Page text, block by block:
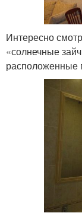
Интересно
«солнечные
расположенные